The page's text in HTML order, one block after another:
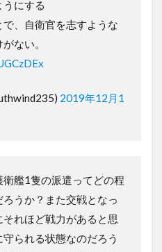
にする
で、自衛官を志すような
ない。
2019年12月1
艦1隻の派遣ってどの程
うか？また交戦となっ
れほど戦力があると思
られる状態なのだろう